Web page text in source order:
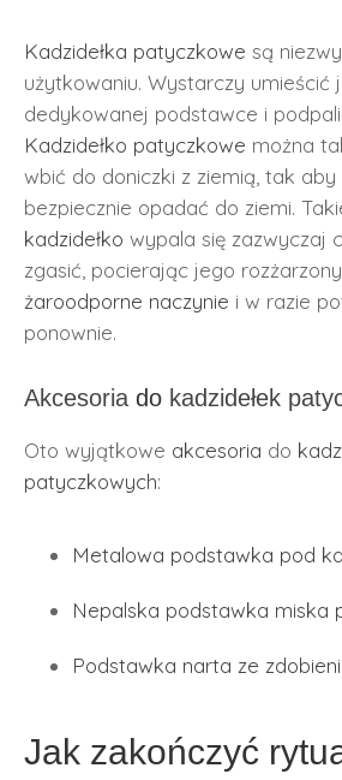
Kadzidełka patyczkowe są
użytkowaniu. Wystarczy umieścić
dedykowanej podstawce i
Kadzidełko patyczkowe można
wbić do doniczki z ziemią, tak aby
bezpiecznie opadać do ziemi.
kadzidełko wypala się zazwyczaj
zgasić, pocierając jego
żaroodporne naczynie i w razie
ponownie.
Akcesoria do kadzidełek
Oto wyjątkowe akcesoria do
patyczkowych:
Metalowa podstawka pod
Nepalska podstawka miska
Podstawka narta ze
Jak zakończyć